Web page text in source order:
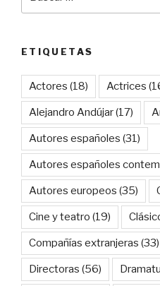
por:
ETIQUETAS
Actores (18) Actrices
Alejandro Andújar(17)
Autores españoles (31)
Autores españoles
Autores europeos (35)
Cine y teatro (19)
Compañías extranjeras (33)
Directoras (56)